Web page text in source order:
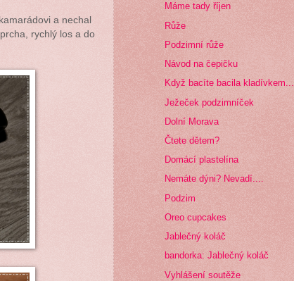
a nechal
rychlý los a do
Máme tady říjen
Růže
Podzimní růže
Návod na čepičku
Když bacíte bacila kladívkem...
Ježeček podzimníček
Dolní Morava
Čtete dětem?
Domácí plastelína
Nemáte dýni? Nevadí....
Podzim
Oreo cupcakes
Jablečný koláč
bandorka: Jablečný koláč
Vyhlášení soutěže